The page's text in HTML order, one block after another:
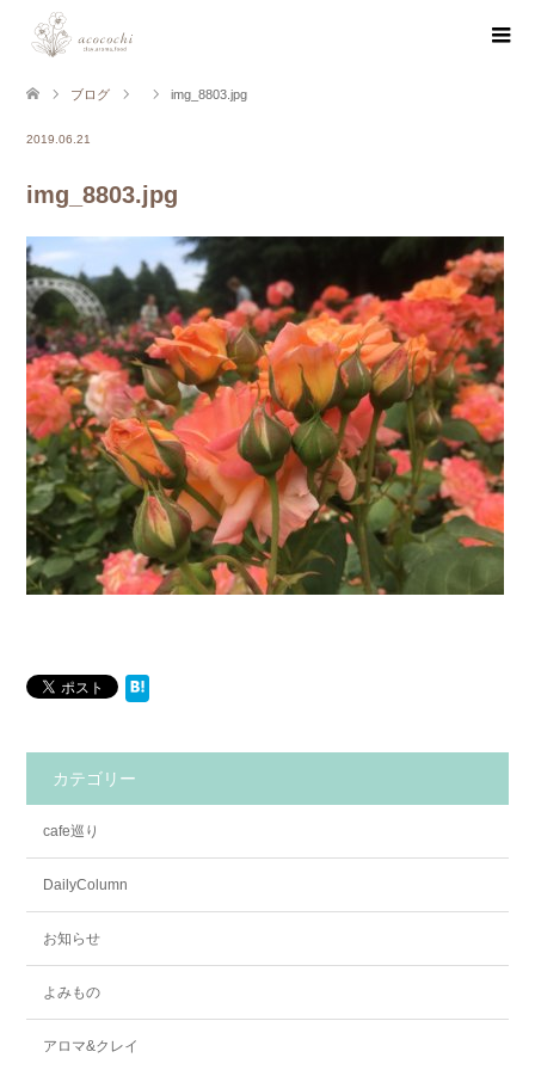
ブログ img_8803.jpg
2019.06.21
img_8803.jpg
カテゴリー
cafe巡り
DailyColumn
お知らせ
よみもの
アロマ&クレイ